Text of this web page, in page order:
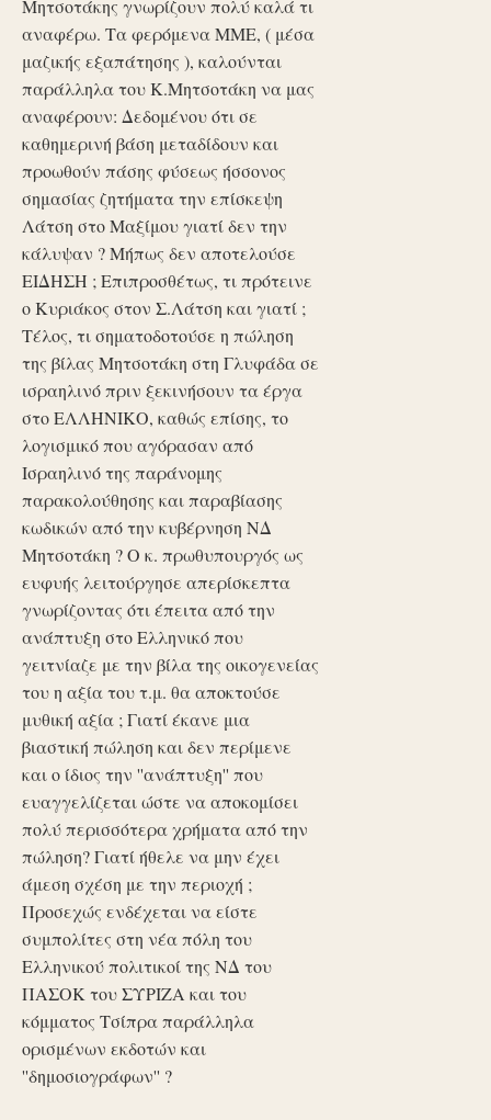
Μητσοτάκης γνωρίζουν πολύ καλά τι
αναφέρω. Τα φερόμενα ΜΜΕ, ( μέσα
μαζικής εξαπάτησης ), καλούνται
παράλληλα του Κ.Μητσοτάκη να μας
αναφέρουν: Δεδομένου ότι σε
καθημερινή βάση μεταδίδουν και
προωθούν πάσης φύσεως ήσσονος
σημασίας ζητήματα την επίσκεψη
Λάτση στο Μαξίμου γιατί δεν την
κάλυψαν ? Μήπως δεν αποτελούσε
ΕΙΔΗΣΗ ; Επιπροσθέτως, τι πρότεινε
ο Κυριάκος στον Σ.Λάτση και γιατί ;
Τέλος, τι σηματοδοτούσε η πώληση
της βίλας Μητσοτάκη στη Γλυφάδα σε
ισραηλινό πριν ξεκινήσουν τα έργα
στο ΕΛΛΗΝΙΚΟ, καθώς επίσης, το
λογισμικό που αγόρασαν από
Ισραηλινό της παράνομης
παρακολούθησης και παραβίασης
κωδικών από την κυβέρνηση ΝΔ
Μητσοτάκη ? Ο κ. πρωθυπουργός ως
ευφυής λειτούργησε απερίσκεπτα
γνωρίζοντας ότι έπειτα από την
ανάπτυξη στο Ελληνικό που
γειτνίαζε με την βίλα της οικογενείας
του η αξία του τ.μ. θα αποκτούσε
μυθική αξία ; Γιατί έκανε μια
βιαστική πώληση και δεν περίμενε
και ο ίδιος την ''ανάπτυξη'' που
ευαγγελίζεται ώστε να αποκομίσει
πολύ περισσότερα χρήματα από την
πώληση? Γιατί ήθελε να μην έχει
άμεση σχέση με την περιοχή ;
Προσεχώς ενδέχεται να είστε
συμπολίτες στη νέα πόλη του
Ελληνικού πολιτικοί της ΝΔ του
ΠΑΣΟΚ του ΣΥΡΙΖΑ και του
κόμματος Τσίπρα παράλληλα
ορισμένων εκδοτών και
''δημοσιογράφων'' ?